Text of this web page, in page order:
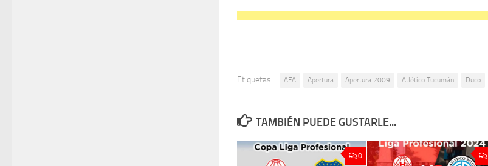
Etiquetas: AFA Apertura Apertura 2009 Atlético Tucumán Duco
TAMBIÉN PUEDE GUSTARLE...
0